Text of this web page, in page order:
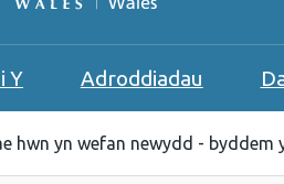
Y Adroddiadau
hwn yn wefan newydd - byddem